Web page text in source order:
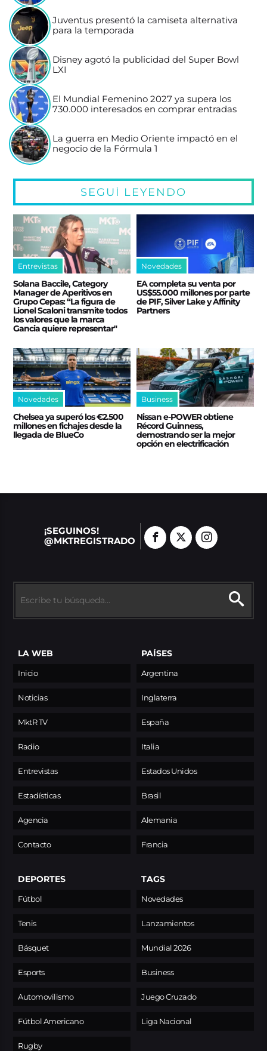
Juventus presentó la camiseta alternativa
para la temporada
Disney agotó la publicidad del Super Bowl
LXI
El Mundial Femenino 2027 ya supera los
730.000 interesados en comprar entradas
La guerra en Medio Oriente impactó en el
negocio de la Fórmula 1
SEGUÍ LEYENDO
Entrevistas
Solana Baccile, Category
Manager de Aperitivos en
Grupo Cepas: “La figura de
Lionel Scaloni transmite todos
los valores que la marca
Gancia quiere representar"
Novedades
EA completa su venta por
US$55.000 millones por parte
de PIF, Silver Lake y Affinity
Partners
Novedades
Chelsea ya superó los €2.500
millones en fichajes desde la
llegada de BlueCo
Business
Nissan e‑POWER obtiene
Récord Guinness,
demostrando ser la mejor
opción en electrificación
¡SEGUINOS!
@MKTREGISTRADO
LA WEB
Inicio
Noticias
MktR TV
Radio
Entrevistas
Estadísticas
Agencia
Contacto
PAÍSES
Argentina
Inglaterra
España
Italia
Estados Unidos
Brasil
Alemania
Francia
DEPORTES
Fútbol
Tenis
Básquet
Esports
Automovilismo
Fútbol Americano
Rugby
TAGS
Novedades
Lanzamientos
Mundial 2026
Business
Juego Cruzado
Liga Nacional